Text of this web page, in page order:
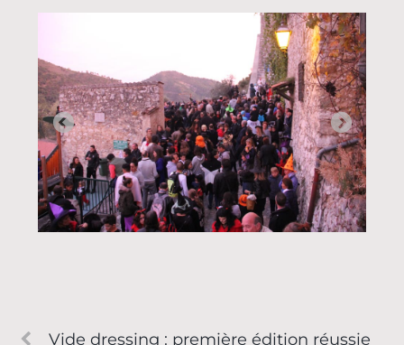
Vide dressing : première édition réussie